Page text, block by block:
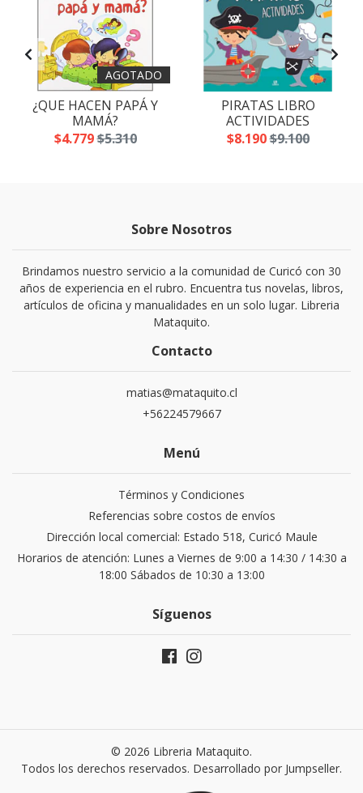
AGOTADO
¿QUE HACEN PAPÁ Y
MAMÁ?
$4.779$5.310
PIRATAS LIBRO
ACTIVIDADES
$8.190$9.100
Sobre Nosotros
Brindamos nuestro servicio a la comunidad de Curicó con 30
años de experiencia en el rubro. Encuentra tus novelas, libros,
artículos de oficina y manualidades en un solo lugar. Libreria
Mataquito.
Contacto
matias@mataquito.cl
+56224579667
Menú
Términos y Condiciones
Referencias sobre costos de envíos
Dirección local comercial: Estado 518, Curicó Maule
Horarios de atención: Lunes a Viernes de 9:00 a 14:30 / 14:30 a
18:00 Sábados de 10:30 a 13:00
Síguenos
© 2026 Libreria Mataquito.
Todos los derechos reservados. Desarrollado por Jumpseller.